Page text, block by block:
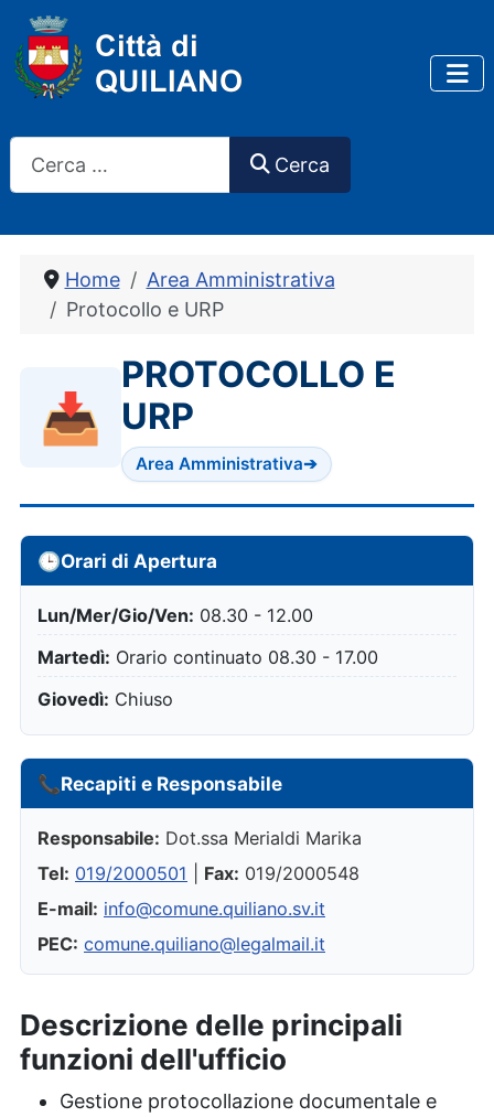
Cerca
Home
Area Amministrativa
Protocollo e URP
📥
PROTOCOLLO E
URP
Area Amministrativa➔
🕒Orari di Apertura
Lun/Mer/Gio/Ven: 08.30 - 12.00
Martedì: Orario continuato 08.30 - 17.00
Giovedì: Chiuso
📞Recapiti e Responsabile
Responsabile: Dot.ssa Merialdi Marika
Tel: 019/2000501 Fax: 019/2000548
E-mail: info@comune.quiliano.sv.it
PEC: comune.quiliano@legalmail.it
Descrizione delle principali
funzioni dell'ufficio
Gestione protocollazione documentale e